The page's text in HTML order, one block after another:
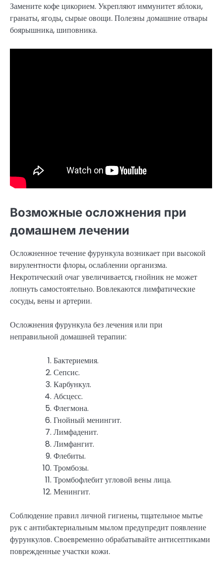
Замените кофе цикорием. Укрепляют иммунитет яблоки,
гранаты, ягоды, сырые овощи. Полезны домашние отвары
боярышника, шиповника.
Возможные осложнения при
домашнем лечении
Осложненное течение фурункула возникает при высокой
вирулентности флоры, ослаблении организма.
Некротический очаг увеличивается, гнойник не может
лопнуть самостоятельно. Вовлекаются лимфатические
сосуды, вены и артерии.
Осложнения фурункула без лечения или при
неправильной домашней терапии:
Бактериемия.
Сепсис.
Карбункул.
Абсцесс.
Флегмона.
Гнойный менингит.
Лимфаденит.
Лимфангит.
Флебиты.
Тромбозы.
Тромбофлебит угловой вены лица.
Менингит.
Соблюдение правил личной гигиены, тщательное мытье
рук с антибактериальным мылом предупредит появление
фурункулов. Своевременно обрабатывайте антисептиками
поврежденные участки кожи.